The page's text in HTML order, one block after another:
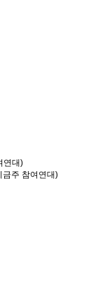
연대)
주 참여연대)